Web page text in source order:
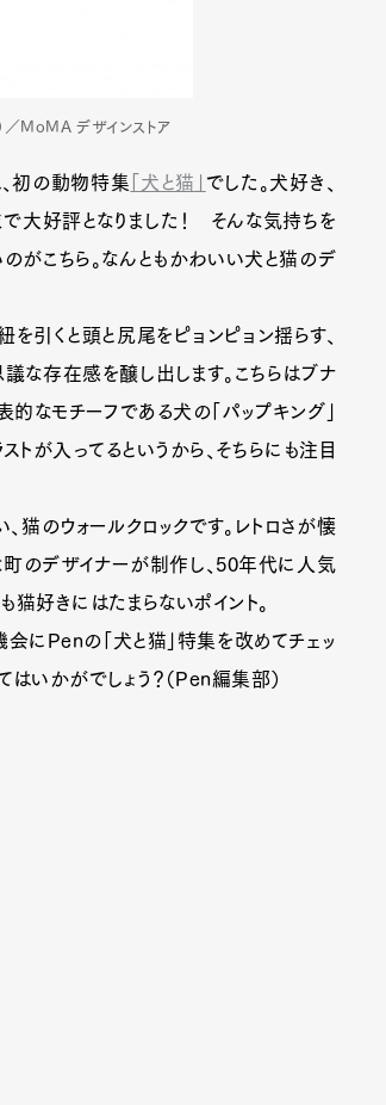
／MoMA デザインストア
初の動物特集 「犬と猫」 でした。犬好き、
大好評となりました！ そんな気持ちを
がこちら。なんともかわいい犬と猫のデ
引くと頭と尻尾をピョンピョン揺らす、
な存在感を醸し出します。こちらはブナ
なモチーフである犬の「パップキング」
が入ってるというから、そちらにも注目
猫のウォールクロックです。レトロさが懐
町のデザイナーが制作し、50年代に人気
猫好きにはたまらないポイント。
にPenの「犬と猫」特集を改めてチェッ
いかがでしょう？（Pen編集部）